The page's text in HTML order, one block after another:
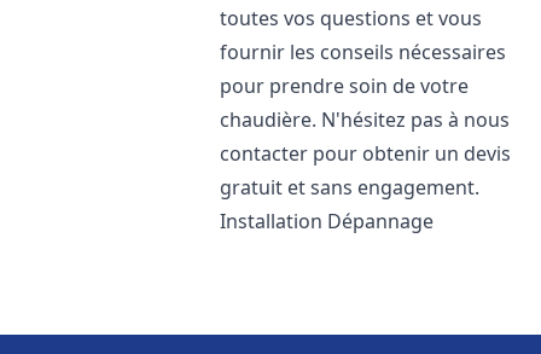
toutes vos questions et vous
fournir les conseils nécessaires
pour prendre soin de votre
chaudière. N'hésitez pas à nous
contacter pour obtenir un devis
gratuit et sans engagement.
Installation Dépannage